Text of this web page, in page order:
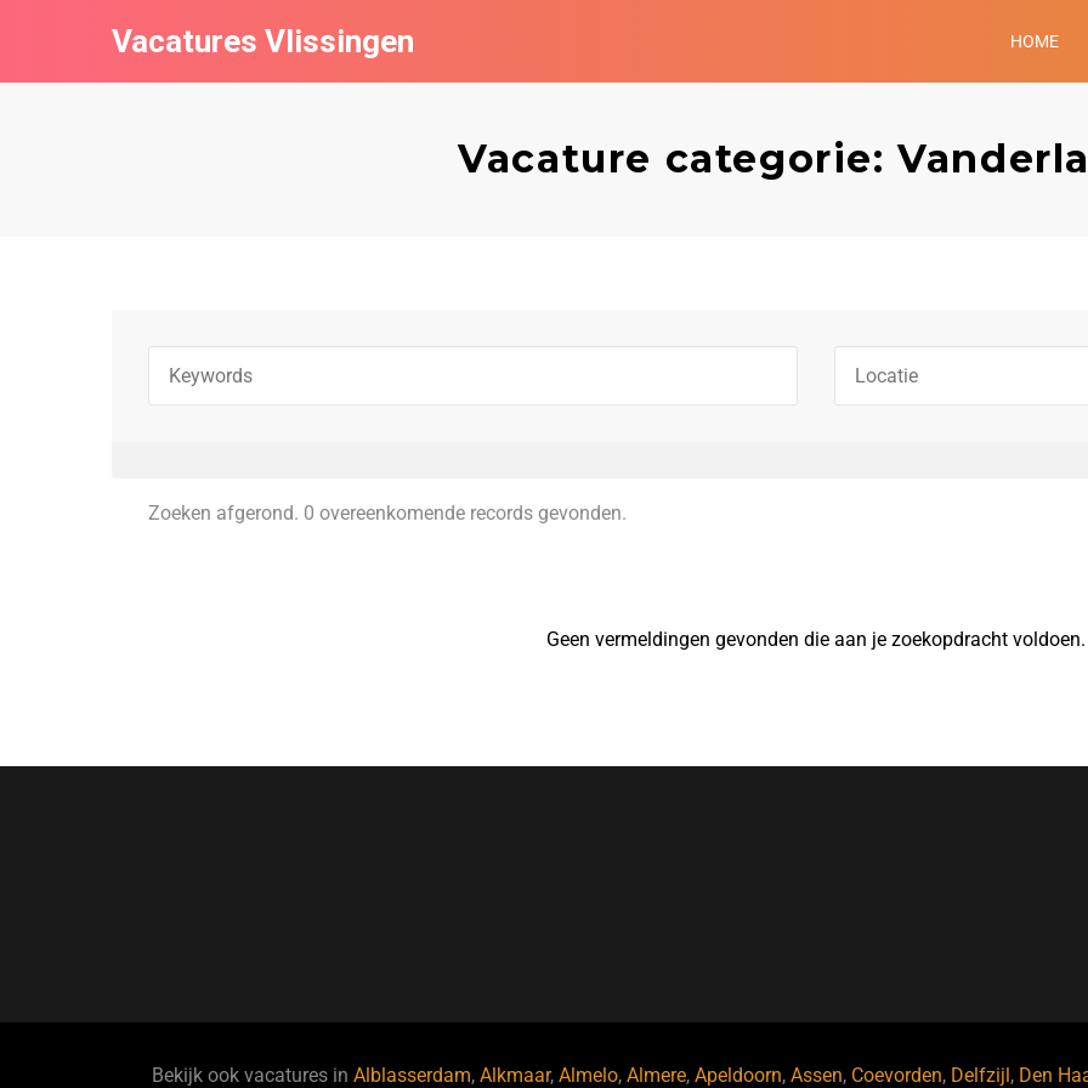
Vacatures Vlissingen HOME
Vacature categorie:
Zoeken afgerond. 0 overeenkomende records gevonden.
Geen vermeldingen gevonden die aan je zoekopdracht voldoen.
Bekijk ook vacatures in Alblasserdam, Alkmaar, Almelo, Almere, Apeldoorn, Assen, Coevorden, Delfzijl , Den